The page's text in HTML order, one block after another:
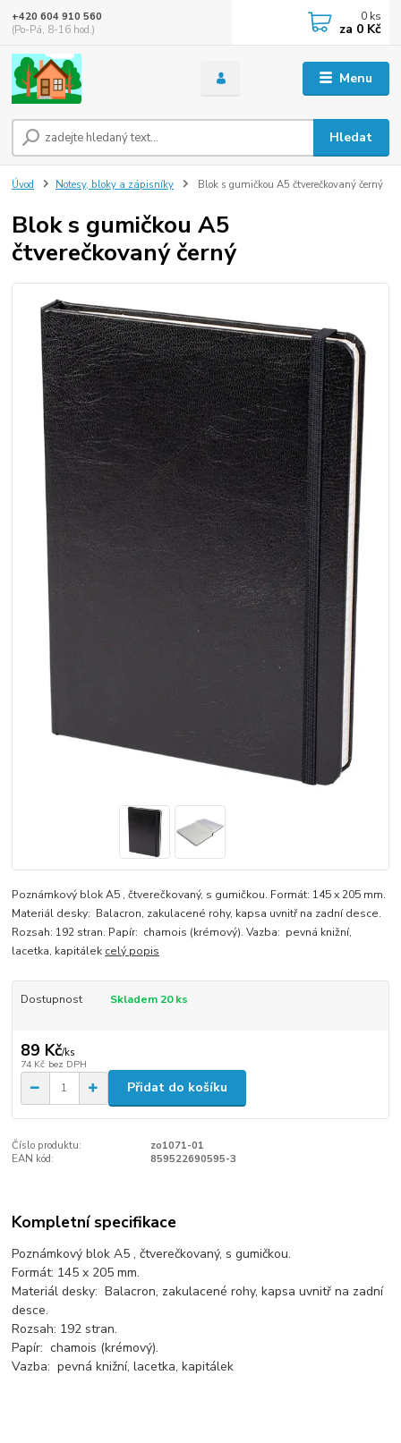
Menu
Hledat
+420 604 910 560
(Po-Pá, 8-16 hod.)
0 ks
za 0 Kč
Úvod Notesy, bloky a zápisníky Blok s gumičkou A5 čtverečkovaný černý
Blok s gumičkou A5
čtverečkovaný černý
Poznámkový blok A5 , čtverečkovaný, s gumičkou. Formát: 145 x 205 mm.
Materiál desky: Balacron, zakulacené rohy, kapsa uvnitř na zadní desce.
Rozsah: 192 stran. Papír: chamois (krémový). Vazba: pevná knižní,
lacetka, kapitálek celý popis
Dostupnost Skladem 20 ks
89 Kč/ks
74 Kč bez DPH
Přidat do košíku
Číslo produktu:
zo1071-01
EAN kód:
859522690595-3
Kompletní specifikace
Poznámkový blok A5 , čtverečkovaný, s gumičkou.
Formát: 145 x 205 mm.
Materiál desky: Balacron, zakulacené rohy, kapsa uvnitř na zadní
desce.
Rozsah: 192 stran.
Papír: chamois (krémový).
Vazba: pevná knižní, lacetka, kapitálek